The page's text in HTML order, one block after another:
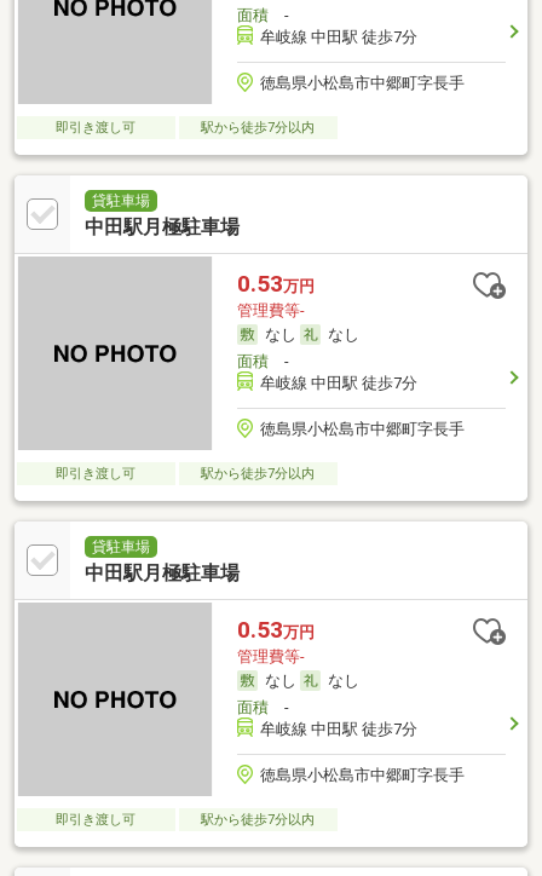
面積-
牟岐線 中田駅 徒歩7分
徳島県小松島市中郷町字長手
即引き渡し可 駅から徒歩7分以内
貸駐車場
中田駅月極駐車場
0.53万円
管理費等-
なし
なし
面積-
牟岐線 中田駅 徒歩7分
徳島県小松島市中郷町字長手
即引き渡し可 駅から徒歩7分以内
貸駐車場
中田駅月極駐車場
0.53万円
管理費等-
なし
なし
面積-
牟岐線 中田駅 徒歩7分
徳島県小松島市中郷町字長手
即引き渡し可 駅から徒歩7分以内